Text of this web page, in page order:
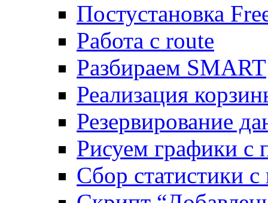
Постустановка
Работа с route
Разбираем SMART
Реализация
Резервирование
Рисуем графики
Сбор статистики